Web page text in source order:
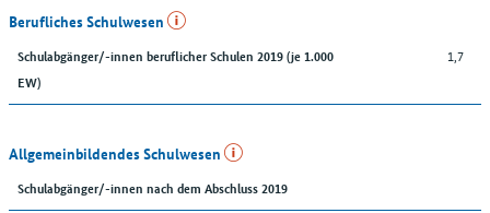
Berufliches Schulwesen
Schulabgänger/-innen beruflicher Schulen 2019 (je 1.000
EW)
1,7
Allgemeinbildendes Schulwesen
Schulabgänger/-innen nach dem Abschluss 2019